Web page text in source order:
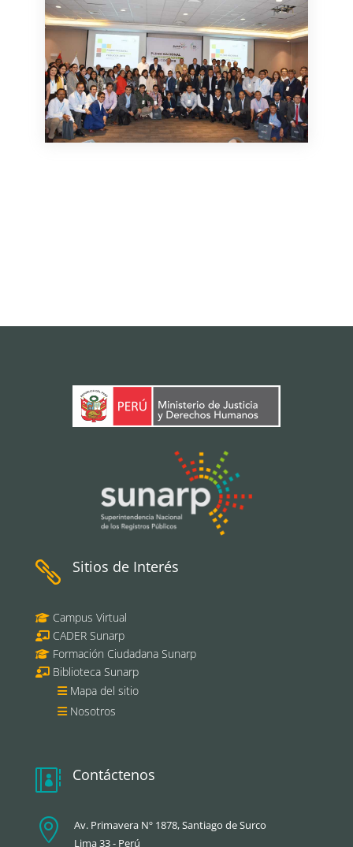
 Sitios de Interés
Campus Virtual
CADER Sunarp
Formación Ciudadana Sunarp
Biblioteca Sunarp
Mapa del sitio
Nosotros
 Contáctenos

Av. Primavera Nº 1878, Santiago de Surco
Lima 33 - Perú